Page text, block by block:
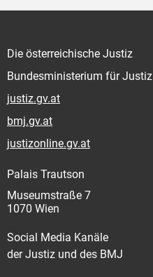
Die österreichische Justiz
Bundesministerium für Justiz
justiz.gv.at
bmj.gv.at
justizonline.gv.at
Palais Trautson
Museumstraße 7
1070 Wien
Social Media Kanäle
der Justiz und des BMJ